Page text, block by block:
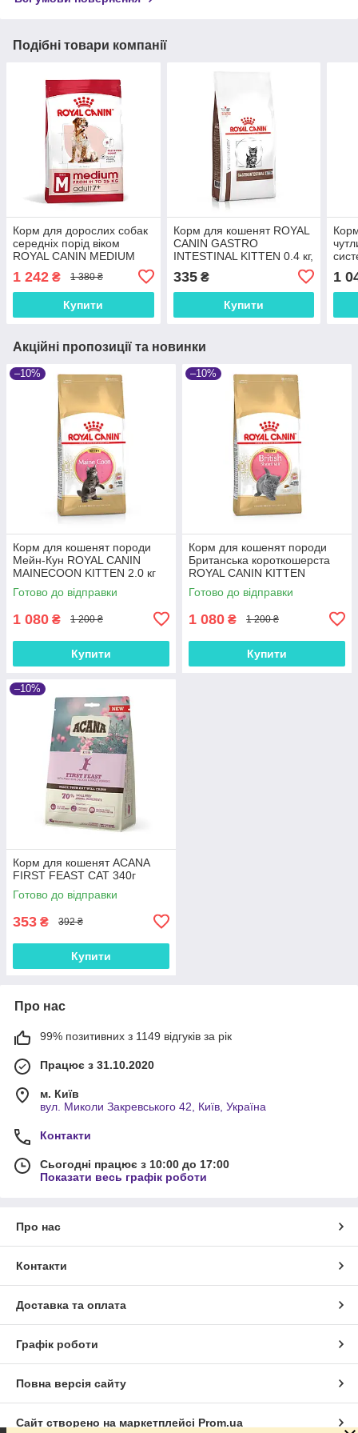
Подібні товари компанії
Корм для дорослих собак
середніх порід віком
ROYAL CANIN MEDIUM
ADULT 7+(від 7 років) 4 кг,
4 кг
1 242 ₴ 1 380 ₴
Купити
Корм для кошенят ROYAL
CANIN GASTRO
INTESTINAL KITTEN 0.4 кг,
335₴
Купити
1
Акційні пропозиції та новинки
–10%
Корм для кошенят породи
Мейн-Кун ROYAL CANIN
MAINECOON KITTEN 2.0 кг
Готово до відправки
1 080 ₴ 1 200 ₴
Купити
–10%
Корм для кошенят породи
Британська короткошерста
ROYAL CANIN KITTEN
BRITISH SHORTHAIR 2.0 кг
Готово до відправки
1 080 ₴ 1 200 ₴
Купити
–10%
Корм для кошенят ACANA
FIRST FEAST CAT 340г
Готово до відправки
353 ₴ 392 ₴
Купити
Про нас
99% позитивних з 1149 відгуків за рік
Працює з 31.10.2020
м. Київ
вул. Миколи Закревського 42, Київ, Україна
Контакти
Сьогодні працює з 10:00 до 17:00
Показати весь графік роботи
Про нас
Контакти
Доставка та оплата
Графік роботи
Повна версія сайту
Сайт створено на маркетплейсі Prom.ua